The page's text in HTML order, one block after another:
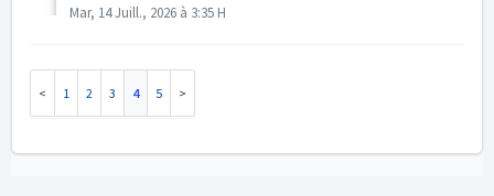
Mar, 14 Juill., 2026 à 3:35 H
1 2 3 4 5